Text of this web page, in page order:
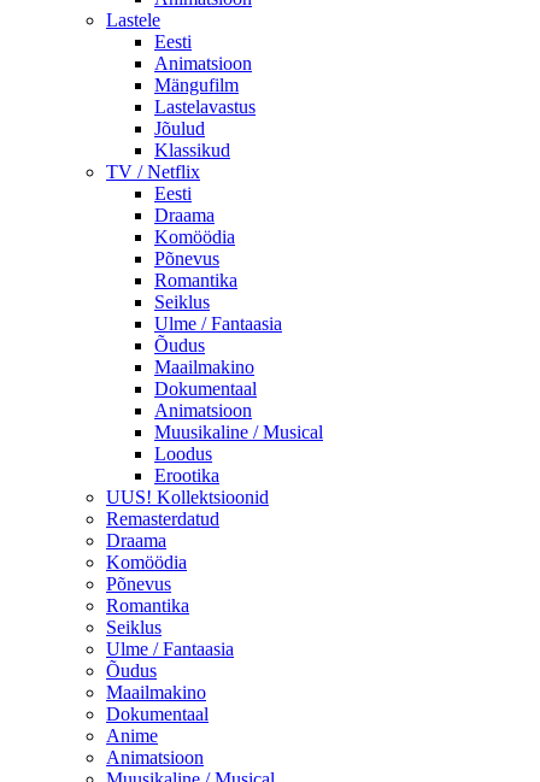
Lastele
Eesti
Animatsioon
Mängufilm
Lastelavastus
Jõulud
Klassikud
TV / Netflix
Eesti
Draama
Komöödia
Põnevus
Romantika
Seiklus
Ulme / Fantaasia
Õudus
Maailmakino
Dokumentaal
Animatsioon
Muusikaline / Musical
Loodus
Erootika
UUS! Kollektsioonid
Remasterdatud
Draama
Komöödia
Põnevus
Romantika
Seiklus
Ulme / Fantaasia
Õudus
Maailmakino
Dokumentaal
Anime
Animatsioon